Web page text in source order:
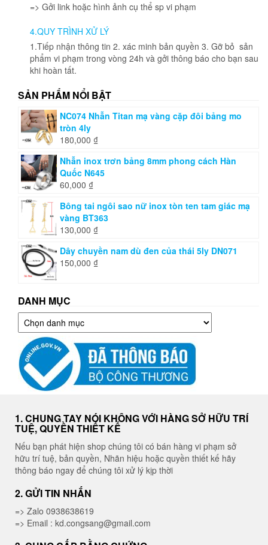
=> Gởi link hoặc hình ảnh cụ thể sp vi phạm
4.QUY TRÌNH XỬ LÝ
1.Tiếp nhận thông tin 2. xác minh bản quyền 3. Gỡ bỏ sản
phẩm vi phạm trong vòng 24h và gởi thông báo cho bạn sau
khi hoàn tất.
SẢN PHẨM NỔI BẬT
NC074 Nhẫn Titan mạ vàng cặp đôi bảng mo
tròn 4ly
180,000 ₫
Nhẫn inox trơn bảng 8mm phong cách Hàn
Quốc N645
60,000 ₫
Bông tai ngôi sao nữ inox tòn ten tam giác mạ
vàng BT363
130,000 ₫
Dây chuyền nam dù đen của thái 5ly DN071
150,000 ₫
DANH MỤC
Danh
mục
1. CHUNG TAY NÓI KHÔNG VỚI HÀNG SỞ HỮU TRÍ
TUỆ, QUYỀN THIẾT KẾ
Nếu bạn phát hiện shop chúng tôi có bán hàng vi phạm sở
hữu trí tuệ, bản quyền, Nhãn hiệu hoặc quyền thiết kế hãy
thông báo ngay để chúng tôi xử lý kịp thời
2. GỬI TIN NHẮN
=> Zalo 0938638619
=> Email : kd.congsang@gmail.com